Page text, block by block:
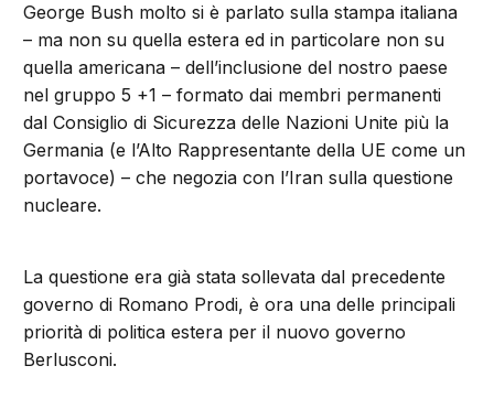
George Bush molto si è parlato sulla stampa italiana
– ma non su quella estera ed in particolare non su
quella americana – dell’inclusione del nostro paese
nel gruppo 5 +1 – formato dai membri permanenti
dal Consiglio di Sicurezza delle Nazioni Unite più la
Germania (e l’Alto Rappresentante della UE come un
portavoce) – che negozia con l’Iran sulla questione
nucleare.
La questione era già stata sollevata dal precedente
governo di Romano Prodi, è ora una delle principali
priorità di politica estera per il nuovo governo
Berlusconi.